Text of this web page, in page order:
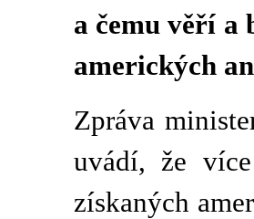
a čemu věří a
amerických
Zpráva
uvádí, že
získaných